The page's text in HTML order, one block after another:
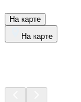
На карте
На карте